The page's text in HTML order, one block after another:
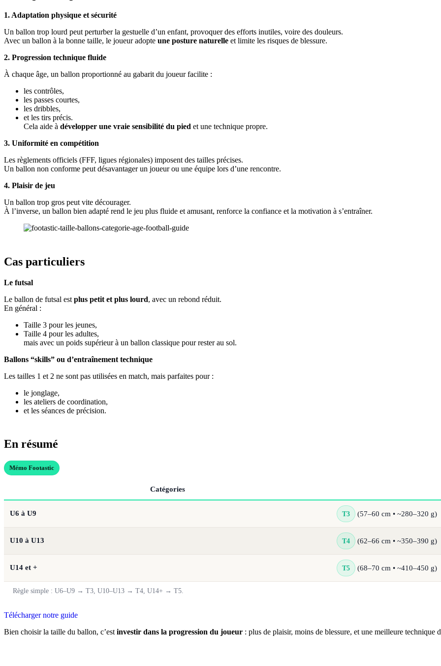
1. Adaptation physique et sécurité
Un ballon trop lourd peut perturber la gestuelle d’un enfant, provoquer des efforts inutiles, voire des douleurs.
Avec un ballon à la bonne taille, le joueur adopte une posture naturelle et limite les risques de blessure.
2. Progression technique fluide
À chaque âge, un ballon proportionné au gabarit du joueur facilite :
les contrôles,
les passes courtes,
les dribbles,
et les tirs précis.
Cela aide à développer une vraie sensibilité du pied et une technique propre.
3. Uniformité en compétition
Les règlements officiels (FFF, ligues régionales) imposent des tailles précises.
Un ballon non conforme peut désavantager un joueur ou une équipe lors d’une rencontre.
4. Plaisir de jeu
Un ballon trop gros peut vite décourager.
À l’inverse, un ballon bien adapté rend le jeu plus fluide et amusant, renforce la confiance et la motivation à s’entraîner.
Cas particuliers
Le futsal
Le ballon de futsal est plus petit et plus lourd, avec un rebond réduit.
En général :
Taille 3 pour les jeunes,
Taille 4 pour les adultes,
mais avec un poids supérieur à un ballon classique pour rester au sol.
Ballons “skills” ou d’entraînement technique
Les tailles 1 et 2 ne sont pas utilisées en match, mais parfaites pour :
le jonglage,
les ateliers de coordination,
et les séances de précision.
En résumé
Mémo Footastic
Catégories
U6 à U9 T3 (57–60 cm • ~280–320 g)
U10 à U13 T4 (62–66 cm • ~350–390 g)
U14 et + T5 (68–70 cm • ~410–450 g)
Règle simple : U6–U9 → T3, U10–U13 → T4, U14+ → T5.
Télécharger notre guide
Bien choisir la taille du ballon, c’est investir dans la progression du joueur : plus de plaisir, moins de blessure, et une meilleure technique